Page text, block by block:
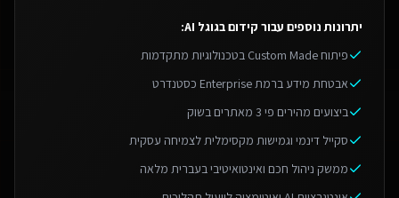
יתרונות נוספים עבור קידום בגוגל AI
:
פיתוח Custom Made בטכנולוגיות מתקדמות
אבטחת מידע ברמת Enterprise כסטנדרט
ביצועים מהירים פי 3 מאתרים בשוק
סקייל דינמי וגמישות מקסימלית לצמיחה עסקית
ממשק ניהול חכם ואינטואיטיבי בעברית מלאה